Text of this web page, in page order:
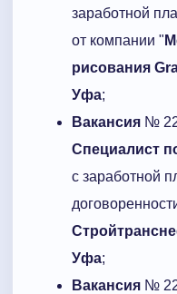
заработной
от компании "
рисования
Уфа;
Вакансия №
Специалист
с заработной
Уфа;
Вакансия №